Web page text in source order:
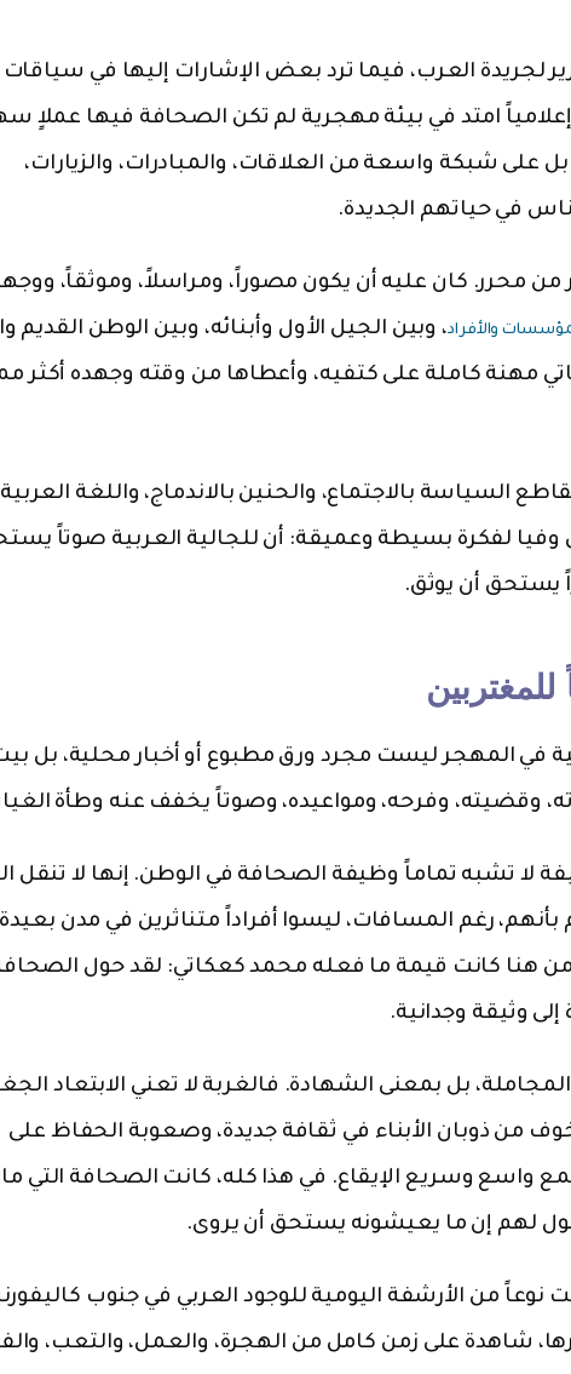
العرب، فيما ترد بعض الإشارات إليها في سياقات
امتد في بيئة مهجرية لم تكن الصحافة فيها عملاٍ
على شبكة واسعة من العلاقات، والمبادرات، والزيارات،
في حياتهم الجديدة.
محرر. كان عليه أن يكون مصوراً، ومراسلاً، وموثقاً،
والأفراد، وبين الجيل الأول وأبنائه، وبين الوطن القديم
مهنة كاملة على كتفيه، وأعطاها من وقته وجهده أكثر
بالاجتماع، والحنين بالاندماج، واللغة العربية
وفيا لفكرة بسيطة وعميقة: أن للجالية العربية صوتاً
أن يوثق.
في المهجر ليست مجرد ورق مطبوع أو أخبار محلية، بل
وقضيته، وفرحه، ومواعيده، وصوتاً يخفف عنه وطأة
لا تشبه تماماً وظيفة الصحافة في الوطن. إنها لا تنقل
رغم المسافات، ليسوا أفراداً متناثرين في مدن
هنا كانت قيمة ما فعله محمد كعكاتي: لقد حول
وثيقة وجدانية.
بل بمعنى الشهادة. فالغربة لا تعني الابتعاد
من ذوبان الأبناء في ثقافة جديدة، وصعوبة الحفاظ على
واسع وسريع الإيقاع. في هذا كله، كانت الصحافة التي
لهم إن ما يعيشونه يستحق أن يروى.
نوعاً من الأرشفة اليومية للوجود العربي في جنوب
شاهدة على زمن كامل من الهجرة، والعمل، والتعب،